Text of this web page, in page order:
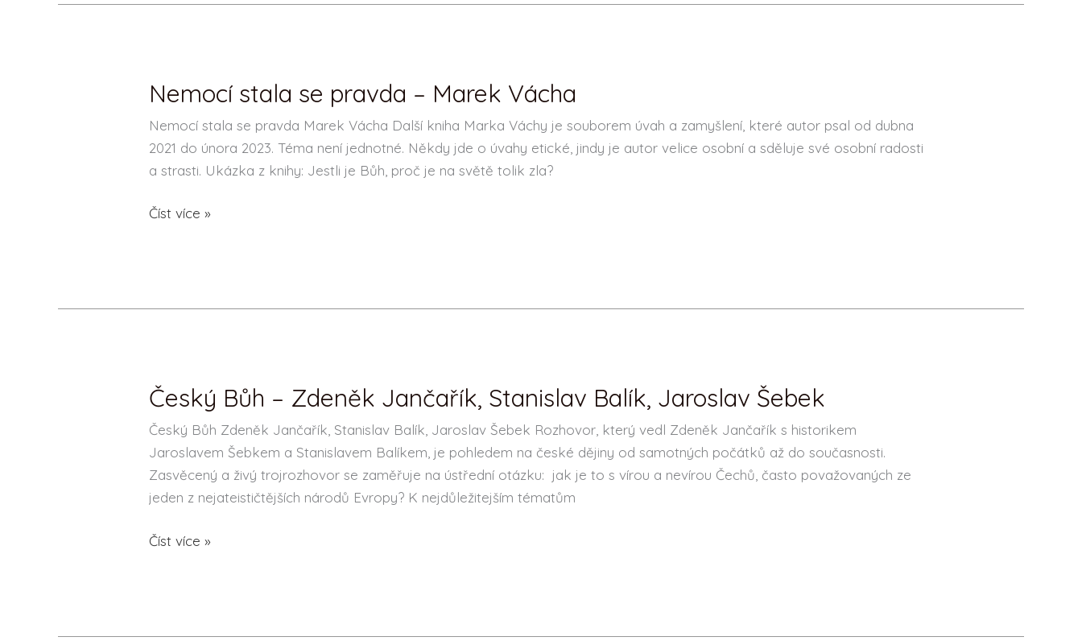
Nemocí stala se pravda – Marek Vácha
Nemocí stala se pravda Marek Vácha Další kniha Marka Váchy je souborem úvah a zamyšlení, které autor psal od dubna
2021 do února 2023. Téma není jednotné. Někdy jde o úvahy etické, jindy je autor velice osobní a sděluje své osobní radosti
a strasti. Ukázka z knihy: Jestli je Bůh, proč je na světě tolik zla?
Nemocí
se
pravda
–
Vácha
Číst více »
Český Bůh – Zdeněk Jančařík, Stanislav Balík, Jaroslav Šebek
Český Bůh Zdeněk Jančařík, Stanislav Balík, Jaroslav Šebek Rozhovor, který vedl Zdeněk Jančařík s historikem
Jaroslavem Šebkem a Stanislavem Balíkem, je pohledem na české dějiny od samotných počátků až do současnosti.
Zasvěcený a živý trojrozhovor se zaměřuje na ústřední otázku: jak je to s vírou a nevírou Čechů, často považovaných ze
jeden z nejateističtějších národů Evropy? K nejdůležitejším tématům
Český
–
Zdeněk
Jančařík,
Stanislav
Jaroslav
Číst více »